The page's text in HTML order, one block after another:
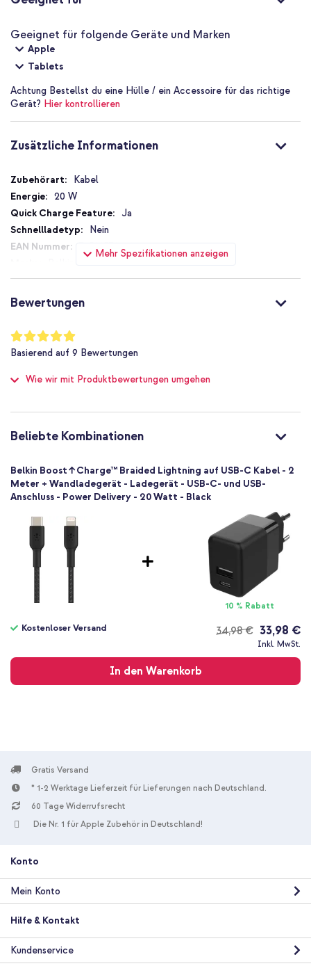
Geeignet für folgende Geräte und Marken
Apple
Tablets
Achtung Bestellst du eine Hülle / ein Accessoire für das richtige
Gerät? Hier kontrollieren
Zusätzliche Informationen
Mehr Spezifikationen anzeigen
Zusätzliche
Informationen
Kabel
20 W
Ja
Nein
745883788804
CAA004bt2MBK
USB-C auf Lightning
Apple Lightning
1 Pc
Schwarz
Bewertungen
Bewertung:
100
%
of
Basierend auf 9 Bewertungen
Wie wir mit Produktbewertungen umgehen
Beliebte Kombinationen
Belkin Boost↑Charge™ Braided Lightning auf USB-C Kabel - 2
Meter + Wandladegerät - Ladegerät - USB-C- und USB-
Anschluss - Power Delivery - 20 Watt - Black
10 % Rabatt
34,98 €
Kostenloser Versand 33,98 €
Inkl. MwSt.
In den Warenkorb
Versand
Gratis Versand
* 1-2 Werktage Lieferzeit für Lieferungen nach Deutschland.
60 Tage Widerrufsrecht
Die Nr. 1 für Apple Zubehör in Deutschland!
Konto
Mein Konto
Hilfe & Kontakt
Kundenservice